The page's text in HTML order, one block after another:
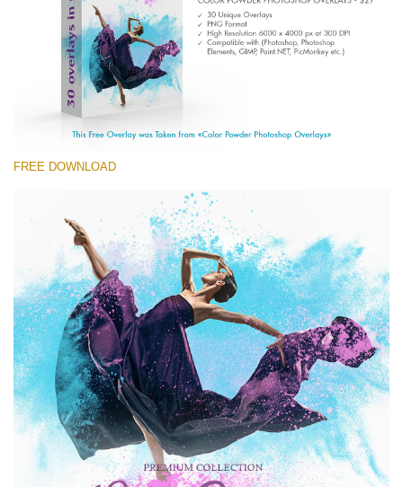
(1783 Overlays)
Large 6000*4000px
Free download
FREE DOWNLOAD